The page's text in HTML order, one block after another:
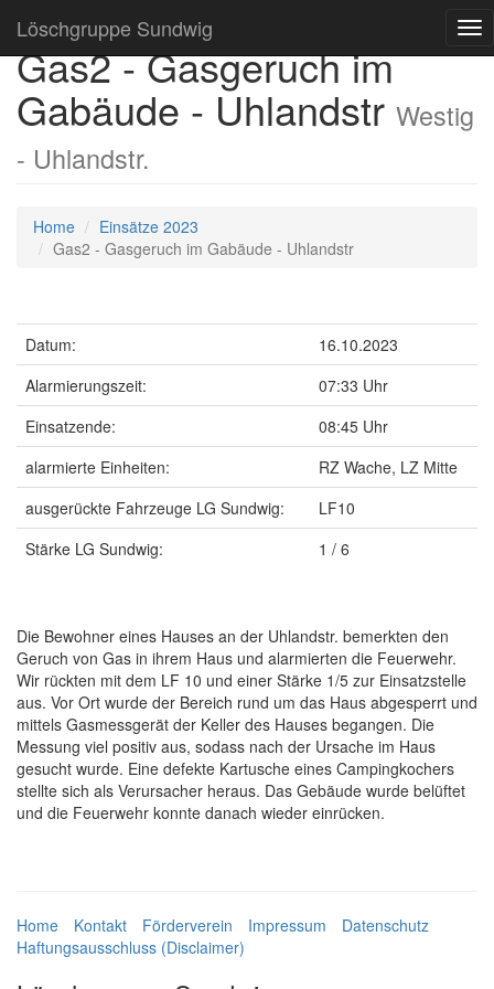
Löschgruppe Sundwig
Gas2 - Gasgeruch im
Gabäude - Uhlandstr Westig
- Uhlandstr.
Home
Einsätze 2023
Gas2 - Gasgeruch im Gabäude - Uhlandstr
Datum:
16.10.2023
Alarmierungszeit:
07:33 Uhr
Einsatzende:
08:45 Uhr
alarmierte Einheiten:
RZ Wache, LZ Mitte
ausgerückte Fahrzeuge LG Sundwig:
LF10
Stärke LG Sundwig:
1 / 6
Die Bewohner eines Hauses an der Uhlandstr. bemerkten den
Geruch von Gas in ihrem Haus und alarmierten die Feuerwehr.
Wir rückten mit dem LF 10 und einer Stärke 1/5 zur Einsatzstelle
aus. Vor Ort wurde der Bereich rund um das Haus abgesperrt und
mittels Gasmessgerät der Keller des Hauses begangen. Die
Messung viel positiv aus, sodass nach der Ursache im Haus
gesucht wurde. Eine defekte Kartusche eines Campingkochers
stellte sich als Verursacher heraus. Das Gebäude wurde belüftet
und die Feuerwehr konnte danach wieder einrücken.
Home Kontakt Förderverein Impressum
Datenschutz
Haftungsausschluss (Disclaimer)